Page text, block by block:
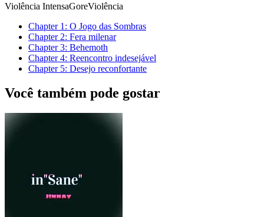
Violência IntensaGoreViolência
Chapter 1 : O Jogo das Sombras
Chapter 2: Fera milenar
Chapter3: Behemoth
Chapter4: Reencontro indesejável
Chapter 5: Desejo reconfortante
Você também pode gostar